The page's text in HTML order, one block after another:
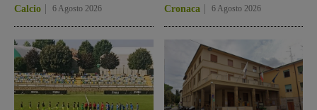
Calcio 6 Agosto 2026 Cronaca 6 Agosto 2026